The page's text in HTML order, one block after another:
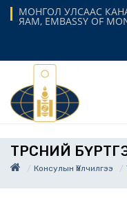
МОНГОЛ УЛСААС
ЯАМ, EMBASSY OF
ТӨРСНИЙ
Консулын Үйлчилгээ